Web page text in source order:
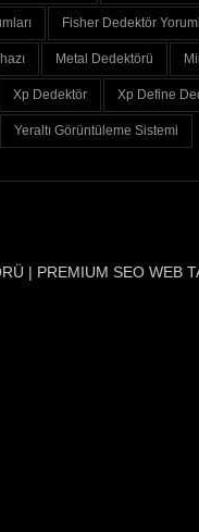
Fisher Dedektör
Metal Dedektörü
Xp Dedektör Xp Define
Yeraltı Görüntüleme Sistemi
| PREMIUM SEO WEB